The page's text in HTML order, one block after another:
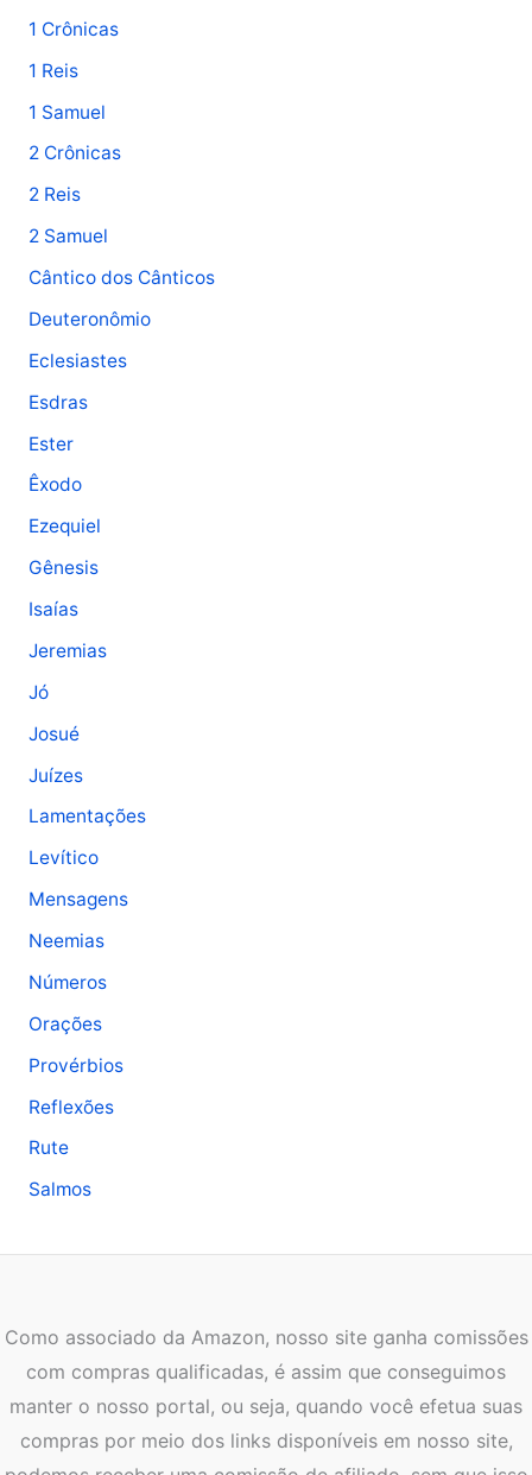
1 Crônicas
1 Reis
1 Samuel
2 Crônicas
2 Reis
2 Samuel
Cântico dos Cânticos
Deuteronômio
Eclesiastes
Esdras
Ester
Êxodo
Ezequiel
Gênesis
Isaías
Jeremias
Jó
Josué
Juízes
Lamentações
Levítico
Mensagens
Neemias
Números
Orações
Provérbios
Reflexões
Rute
Salmos
Como associado da Amazon, nosso site ganha comissões
com compras qualificadas, é assim que conseguimos
manter o nosso portal, ou seja, quando você efetua suas
compras por meio dos links disponíveis em nosso site,